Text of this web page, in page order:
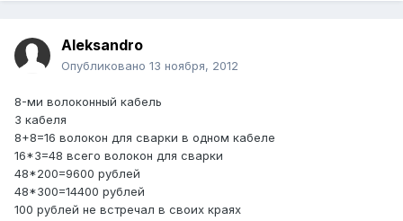
Aleksandro
Опубликовано 13 ноября, 2012
8-ми волоконный кабель
3 кабеля
8+8=16 волокон для сварки в одном кабеле
16*3=48 всего волокон для сварки
48*200=9600 рублей
48*300=14400 рублей
100 рублей не встречал в своих краях